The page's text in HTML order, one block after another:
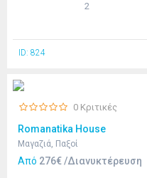
2
ID: 824
0 Κριτικές
Romanatika House
Μαγαζιά, Παξοί
Από 276€ /Διανυκτέρευση